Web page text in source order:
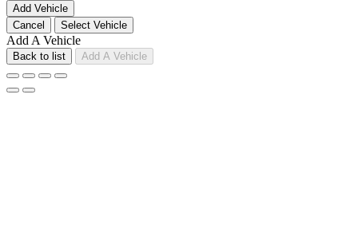
Add Vehicle
Cancel
Select Vehicle
Add A Vehicle
Back to list Add A Vehicle